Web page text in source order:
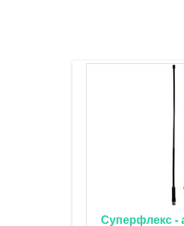
Суперфлекс -